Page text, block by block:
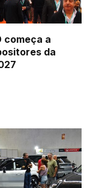
começa a
da